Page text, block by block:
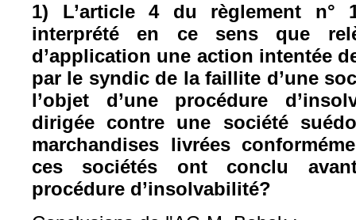
1) L’article 4 du règlement n°
interprété en ce sens que
d’application une action intentée
par le syndic de la faillite d’une
l’objet d’une procédure
dirigée contre une société
marchandises livrées
ces sociétés ont conclu
procédure d’insolvabilité?